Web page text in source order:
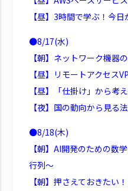
【昼】3時間で学ぶ！今
●8/17(水)
【朝】ネットワーク機器
【昼】リモートアクセス
【昼】「仕掛け」から考
【夜】国の動向から見る
●8/18(木)
【朝】AI開発のための数
行列～
【朝】押さえておきたい